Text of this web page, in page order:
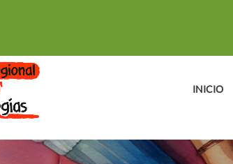
INICIO